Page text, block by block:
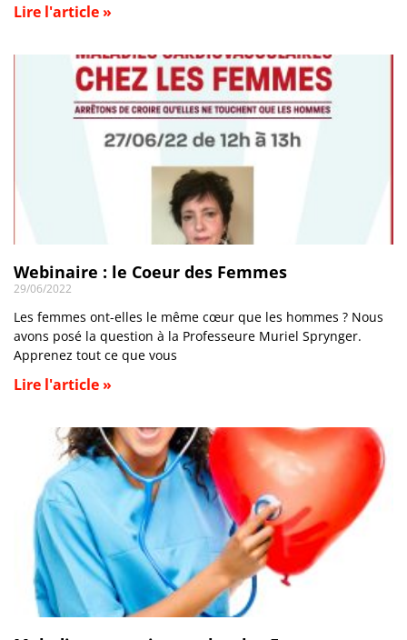
Lire l'article »
Webinaire : le Coeur des Femmes
29/06/2022
Les femmes ont-elles le même cœur que les hommes ? Nous
avons posé la question à la Professeure Muriel Sprynger.
Apprenez tout ce que vous
Lire l'article »